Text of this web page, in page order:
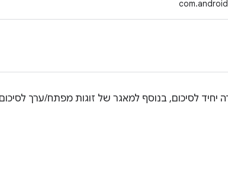
לסיכום, בנוסף למאגר של זוגות מפתח/ערך